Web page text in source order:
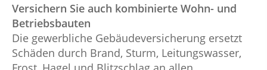
Versichern Sie auch kombinierte Wohn- und
Betriebsbauten
Die gewerbliche Gebäudeversicherung ersetzt
Schäden durch Brand, Sturm, Leitungswasser,